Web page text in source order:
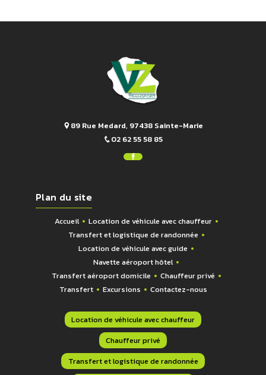
89 Rue Medard, 97438 Sainte-Marie
02 62 55 58 85
Plan du site
Accueil
Location de véhicule avec chauffeur
Transfert et logistique de randonnée
Location de véhicule avec guide
Navette aéroport hôtel
Transfert aéroport domicile
Chauffeur privé
Transfert
Excursions Contactez-nous
Location de véhicule avec chauffeur
Chauffeur privé
Transfert et logistique de randonnée